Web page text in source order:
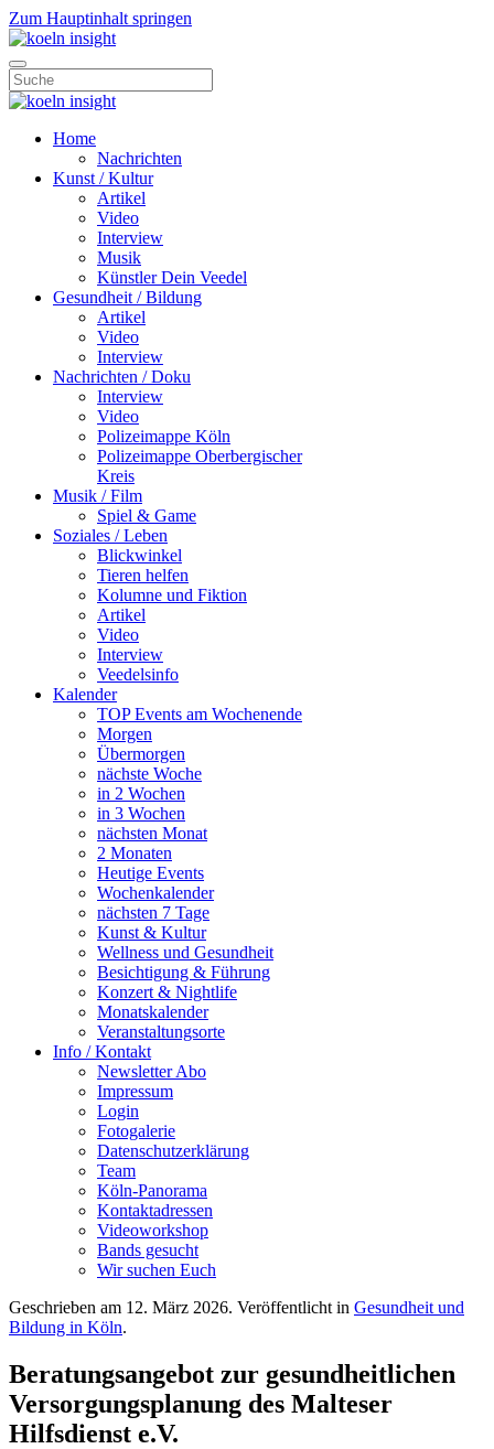
Zum Hauptinhalt springen
Home
Nachrichten
Kunst / Kultur
Artikel
Video
Interview
Musik
Künstler Dein Veedel
Gesundheit / Bildung
Artikel
Video
Interview
Nachrichten / Doku
Interview
Video
Polizeimappe Köln
Polizeimappe Oberbergischer
Kreis
Musik / Film
Spiel & Game
Soziales / Leben
Blickwinkel
Tieren helfen
Kolumne und Fiktion
Artikel
Video
Interview
Veedelsinfo
Kalender
TOP Events am Wochenende
Morgen
Übermorgen
nächste Woche
in 2 Wochen
in 3 Wochen
nächsten Monat
2 Monaten
Heutige Events
Wochenkalender
nächsten 7 Tage
Kunst & Kultur
Wellness und Gesundheit
Besichtigung & Führung
Konzert & Nightlife
Monatskalender
Veranstaltungsorte
Info / Kontakt
Newsletter Abo
Impressum
Login
Fotogalerie
Datenschutzerklärung
Team
Köln-Panorama
Kontaktadressen
Videoworkshop
Bands gesucht
Wir suchen Euch
Geschrieben am 12. März 2026. Veröffentlicht in Gesundheit und
Bildung in Köln.
Beratungsangebot zur gesundheitlichen
Versorgungsplanung des Malteser
Hilfsdienst e.V.